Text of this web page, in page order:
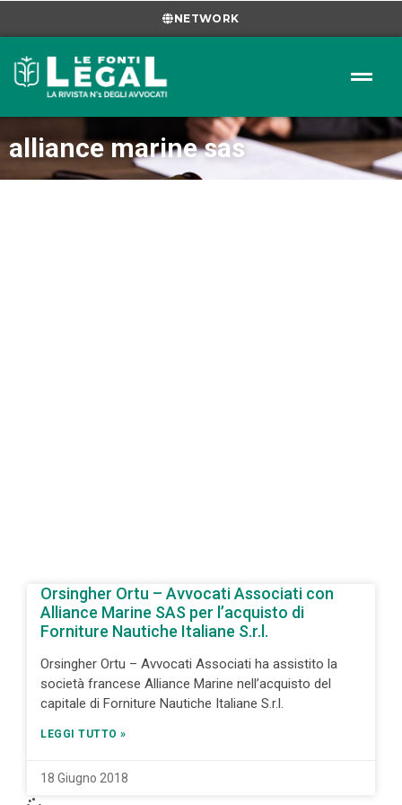
NETWORK
alliance marine sas
Orsingher Ortu – Avvocati Associati con
Alliance Marine SAS per l’acquisto di
Forniture Nautiche Italiane S.r.l.
Orsingher Ortu – Avvocati Associati ha assistito la
società francese Alliance Marine nell’acquisto del
capitale di Forniture Nautiche Italiane S.r.l.
LEGGI TUTTO »
18 Giugno 2018